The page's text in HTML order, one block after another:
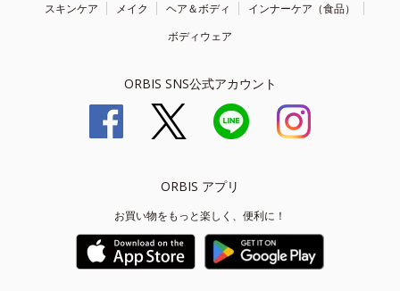
スキンケア メイク ヘア＆ボディ
インナーケア（食品）
ボディウェア
ORBIS SNS公式アカウント
ORBIS アプリ
お買い物をもっと楽しく、便利に！